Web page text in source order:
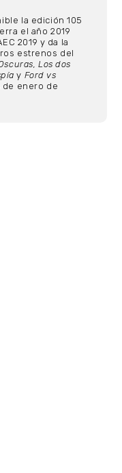
la edición 105
el año 2019
2019 y da la
estrenos del
Los dos
y Ford vs
de enero de